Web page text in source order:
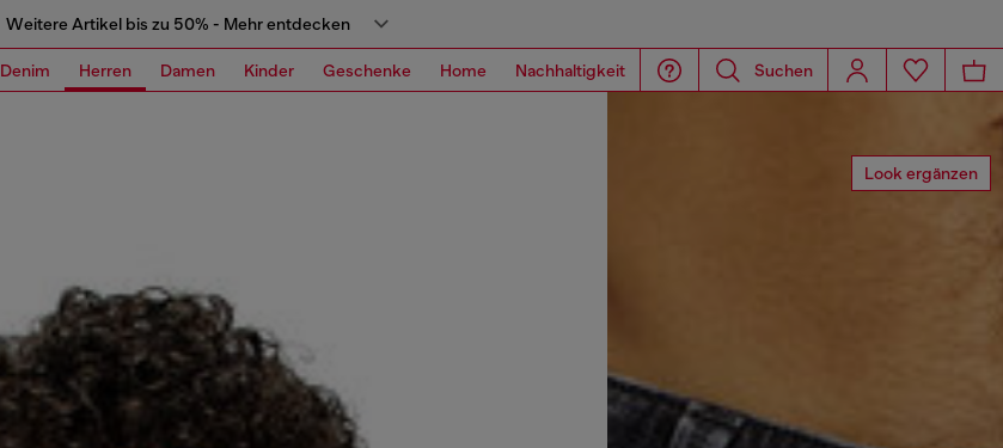
Weitere Artikel bis zu 50% - Mehr entdecken
Denim Herren Damen Kinder Geschenke Home Nachhaltigkeit Suchen
Look ergänzen